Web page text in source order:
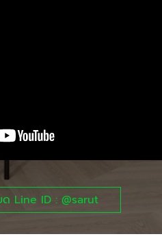
ด Line ID : @sarut